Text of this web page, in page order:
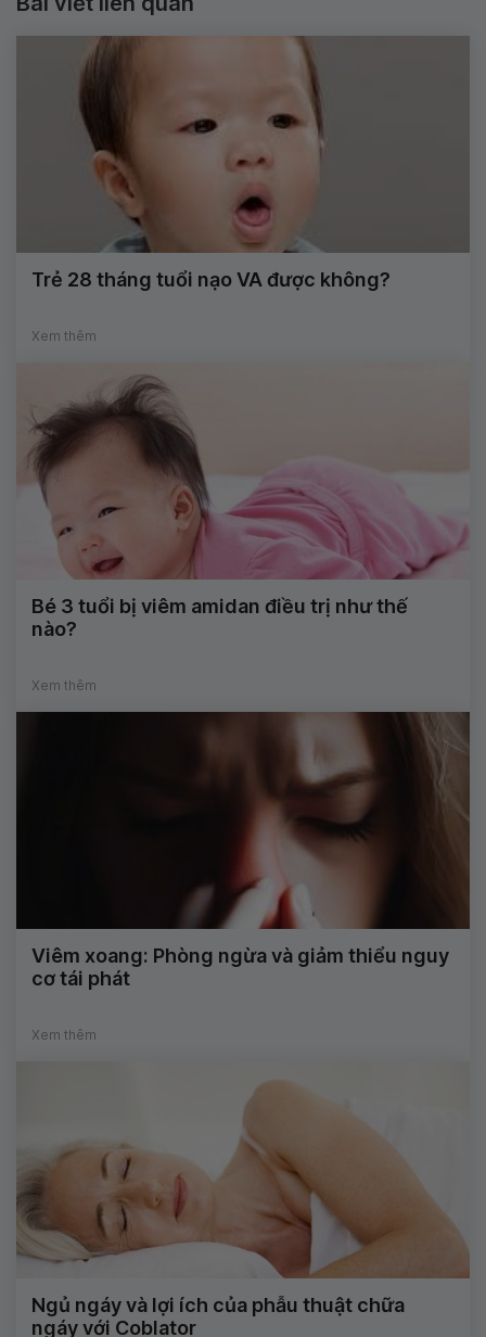
Trẻ 28 tháng tuổi nạo VA được không?
Xem thêm
Bé 3 tuổi bị viêm amidan điều trị như thế
nào?
Xem thêm
Viêm xoang: Phòng ngừa và giảm thiểu nguy
cơ tái phát
Xem thêm
Ngủ ngáy và lợi ích của phẫu thuật chữa
ngáy với Coblator